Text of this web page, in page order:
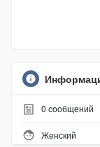
0 сообщений
Женский